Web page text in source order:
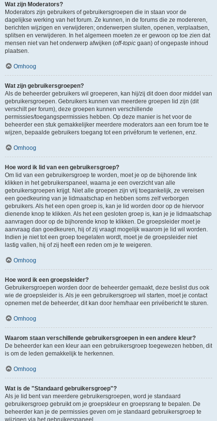
Wat zijn Moderators?
Moderators zijn gebruikers of gebruikersgroepen die in staan voor de
dagelijkse werking van het forum. Ze kunnen, in de forums die ze modereren,
berichten wijzigen en verwijderen; onderwerpen sluiten, openen, verplaatsen,
splitsen en verwijderen. In het algemeen moeten ze er gewoon op toe zien dat
mensen niet van het onderwerp afwijken (off-topic gaan) of ongepaste inhoud
plaatsen.
Omhoog
Wat zijn gebruikersgroepen?
Als de beheerder gebruikers wil groeperen, kan hij/zij dit doen door middel van
gebruikersgroepen. Gebruikers kunnen van meerdere groepen lid zijn (dit
verschilt per forum), deze groepen kunnen verschillende
permissies/toegangspermissies hebben. Op deze manier is het voor de
beheerder een stuk gemakkelijker meerdere moderators aan een forum toe te
wijzen, bepaalde gebruikers toegang tot een privéforum te verlenen, enz.
Omhoog
Hoe word ik lid van een gebruikersgroep?
Om lid van een gebruikersgroep te worden, moet je op de bijhorende link
klikken in het gebruikerspaneel, waarna je een overzicht van alle
gebruikersgroepen krijgt. Niet alle groepen zijn vrij toegankelijk, ze vereisen
een goedkeuring van je lidmaatschap en hebben soms zelf verborgen
gebruikers. Als het een open groep is, kan je lid worden door op de hiervoor
dienende knop te klikken. Als het een gesloten groep is, kan je je lidmaatschap
aanvragen door op de bijhorende knop te klikken. De groepsleider moet je
aanvraag dan goedkeuren, hij of zij vraagt mogelijk waarom je lid wil worden.
Indien je niet tot een groep toegelaten wordt, moet je de groepsleider niet
lastig vallen, hij of zij heeft een reden om je te weigeren.
Omhoog
Hoe word ik een groepsleider?
Gebruikersgroepen worden door de beheerder gemaakt, deze beslist dus ook
wie de groepsleider is. Als je een gebruikersgroep wil starten, moet je contact
opnemen met de beheerder, dit kan door hem/haar een privébericht te sturen.
Omhoog
Waarom staan verschillende gebruikersgroepen in een andere kleur?
De beheerder kan een kleur aan een gebruikersgroep toegewezen hebben, dit
is om de leden gemakkelijk te herkennen.
Omhoog
Wat is de "Standaard gebruikersgroep"?
Als je lid bent van meerdere gebruikersgroepen, word je standaard
gebruikersgroep gebruikt om je groepskleur en groepsrang te bepalen. De
beheerder kan je de permissies geven om je standaard gebruikersgroep te
wijzigen via het gebruikerspaneel.